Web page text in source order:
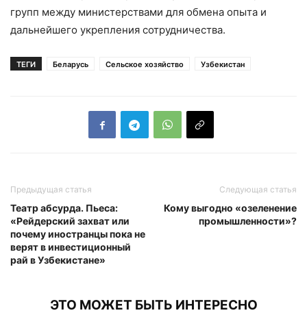
групп между министерствами для обмена опыта и
дальнейшего укрепления сотрудничества.
ТЕГИ Беларусь Сельское хозяйство Узбекистан
Предыдущая статья
Театр абсурда. Пьеса:
«Рейдерский захват или
почему иностранцы пока не
верят в инвестиционный
рай в Узбекистане»
Следующая статья
Кому выгодно «озеленение
промышленности»?
ЭТО МОЖЕТ БЫТЬ ИНТЕРЕСНО